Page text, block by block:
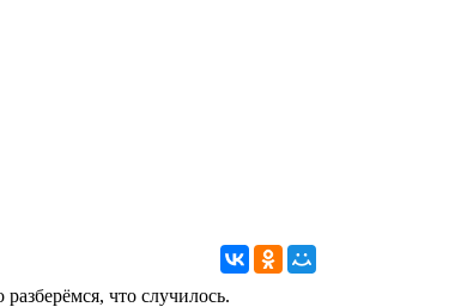
что случилось.